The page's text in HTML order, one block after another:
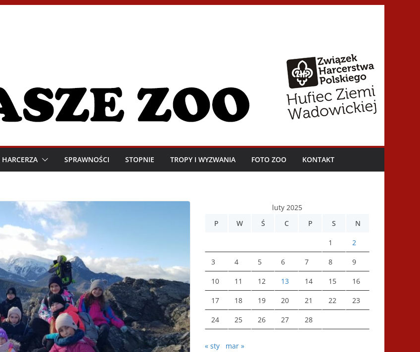
SPRAWNOŚCI STOPNIE TROPY I WYZWANIA FOTO ZOO KONTAKT
luty 2025
P
W Ś C P S N
1 2
3 4 5 6 7 8 9
10 11 12 13 14 15 16
17 18 19 20 21 22 23
24 25 26 27 28
« sty mar »